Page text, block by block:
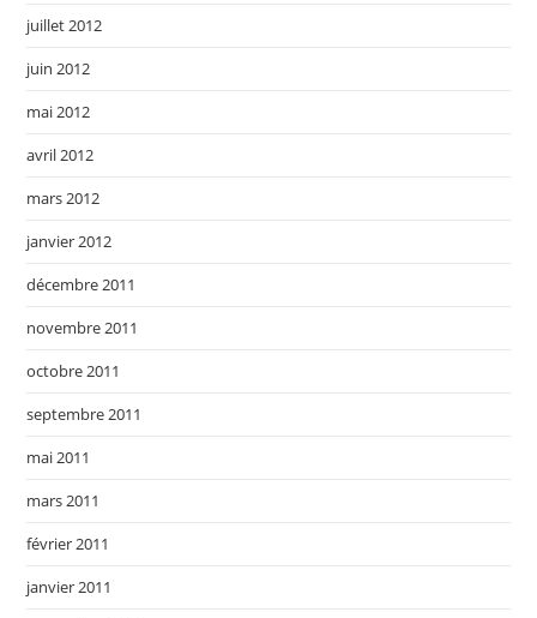
juillet 2012
juin 2012
mai 2012
avril 2012
mars 2012
janvier 2012
décembre 2011
novembre 2011
octobre 2011
septembre 2011
mai 2011
mars 2011
février 2011
janvier 2011